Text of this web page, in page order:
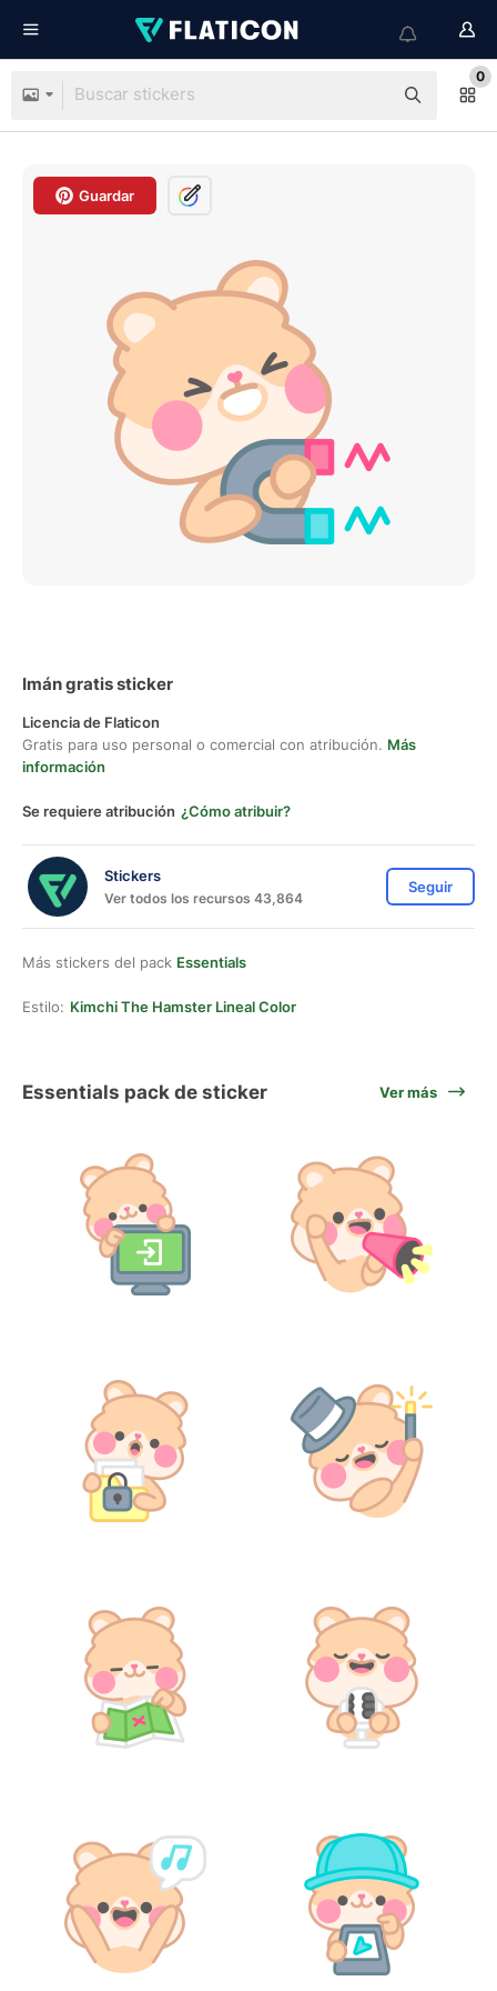
0
Guardar
Imán gratis sticker
Licencia de Flaticon
Gratis para uso personal o comercial con atribución. Más
información
Se requiere atribución ¿Cómo atribuir?
Stickers
Ver todos los recursos 43,864
Seguir
Más stickers del pack Essentials
Estilo: Kimchi The Hamster Lineal Color
Essentials pack de sticker Ver más